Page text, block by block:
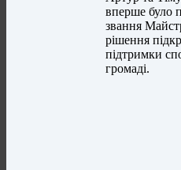
вперше було
звання
рішення
підтримки
громаді.